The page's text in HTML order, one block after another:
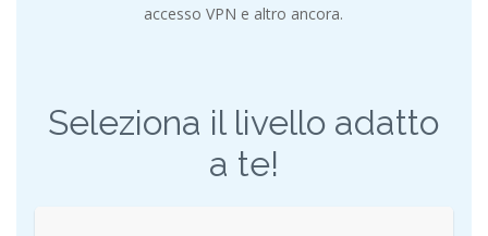
accesso VPN e altro ancora.
Seleziona il livello adatto
a te!